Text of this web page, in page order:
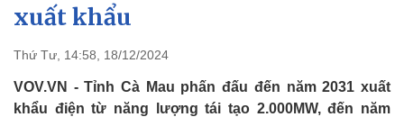
Đảng
Tổ chức nhân sự
Nhận diện sự thật
Việc làm
Biển đảo
xuất khẩu
Thứ Tư, 14:58, 18/12/2024
VOV.VN - Tỉnh Cà Mau phấn đấu đến năm 2031 xuất
khẩu điện từ năng lượng tái tạo 2.000MW, đến năm